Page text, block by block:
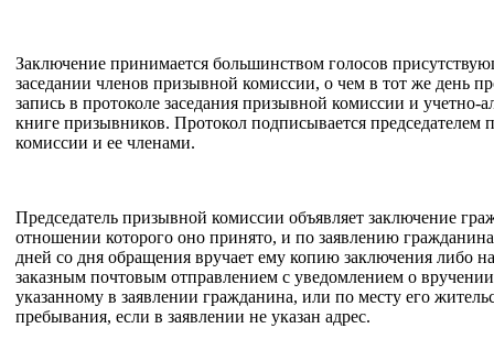
Заключение принимается большинством голосов
заседании членов призывной комиссии, о чем в тот же день
запись в протоколе заседания призывной комиссии и учетно-
книге призывников. Протокол подписывается председателем
комиссии и ее членами.
Председатель призывной комиссии объявляет заключение
отношении которого оно принято, и по заявлению
дней со дня обращения вручает ему копию заключения либо
заказным почтовым отправлением с уведомлением о вручении
указанному в заявлении гражданина, или по месту его
пребывания, если в заявлении не указан адрес.